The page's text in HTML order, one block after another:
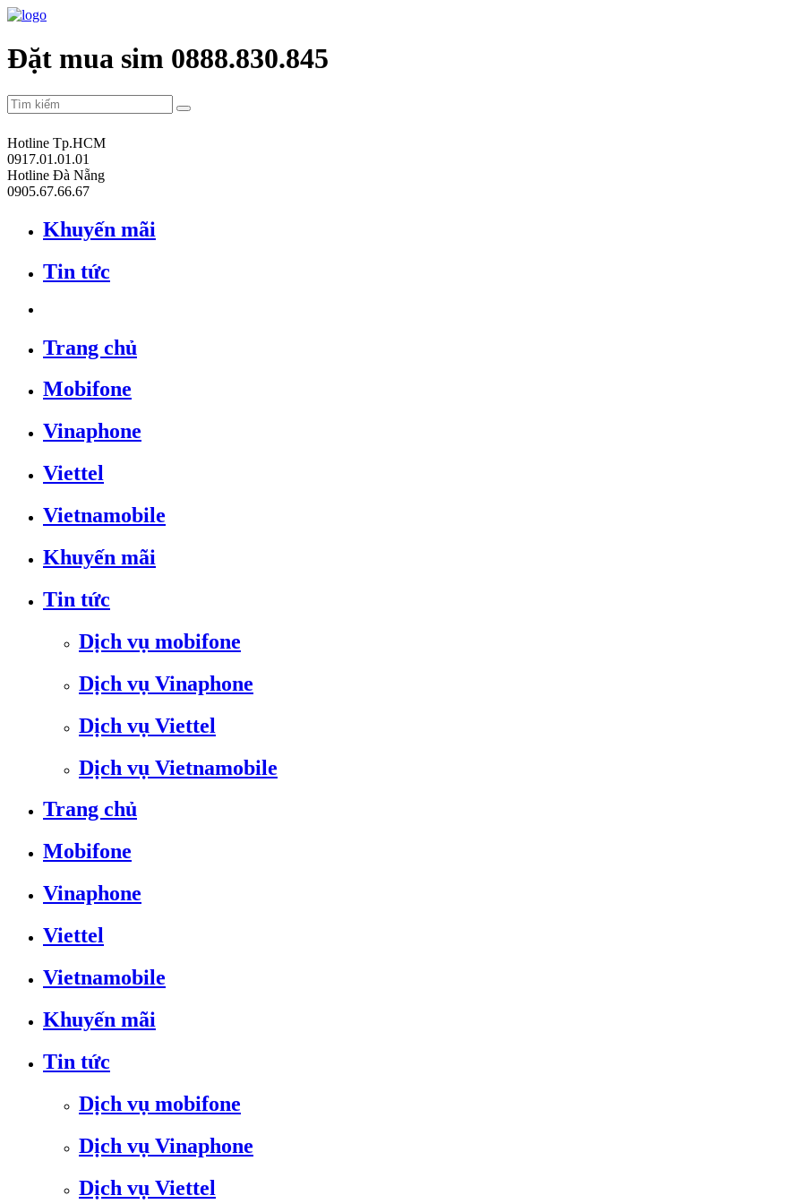
Đặt mua sim 0888.830.845
Hotline Tp.HCM
0917.01.01.01
Hotline Đà Nẵng
0905.67.66.67
Khuyến mãi
Tin tức
Trang chủ
Mobifone
Vinaphone
Viettel
Vietnamobile
Khuyến mãi
Tin tức
Dịch vụ mobifone
Dịch vụ Vinaphone
Dịch vụ Viettel
Dịch vụ Vietnamobile
Trang chủ
Mobifone
Vinaphone
Viettel
Vietnamobile
Khuyến mãi
Tin tức
Dịch vụ mobifone
Dịch vụ Vinaphone
Dịch vụ Viettel